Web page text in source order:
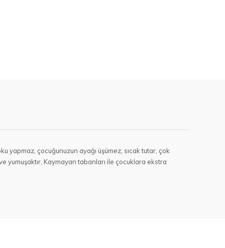
yapmaz, çocuğunuzun ayağı üşümez, sıcak tutar, çok
yumuşaktır, Kaymayan tabanları ile çocuklara ekstra